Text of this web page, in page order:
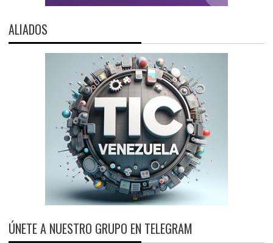
ALIADOS
ÚNETE A NUESTRO GRUPO EN TELEGRAM